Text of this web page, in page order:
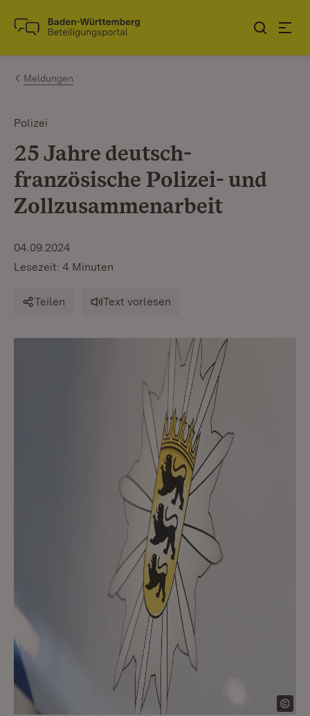
Zum Inhalt springen
Link zur Startseite
Meldungen
Polizei
25 Jahre deutsch-
französische Polizei- und
Zollzusammenarbeit
04.09.2024
Lesezeit: 4 Minuten
Teilen Text vorlesen